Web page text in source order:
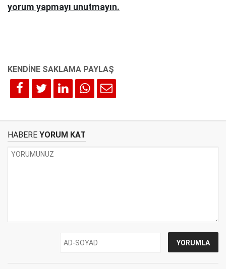
yorum yapmayı unutmayın.
HABERE YORUM KAT